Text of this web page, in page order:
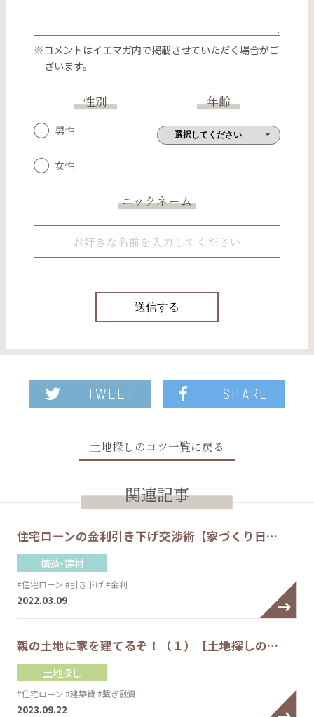
※コメントはイエマガ内で掲載させていただく場合がご
ざいます。
性別
男性
女性
年齢
ニックネーム
TWEET SHARE
土地探しのコツ一覧に戻る
関連記事
住宅ローンの金利引き下げ交渉術【家づくり日…
構造・建材
#住宅ローン #引き下げ#金利
2022.03.09
親の土地に家を建てるぞ！（１）【土地探しの…
土地探し
#住宅ローン #建築費 #繋ぎ融資
2023.09.22